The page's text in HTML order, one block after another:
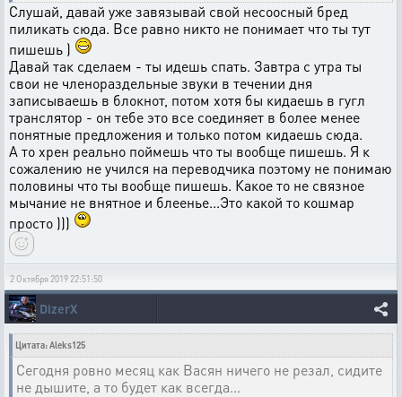
Слушай, давай уже завязывай свой несоосный бред
пиликать сюда. Все равно никто не понимает что ты тут
пишешь )
Давай так сделаем - ты идешь спать. Завтра с утра ты
свои не членораздельные звуки в течении дня
записываешь в блокнот, потом хотя бы кидаешь в гугл
транслятор - он тебе это все соединяет в более менее
понятные предложения и только потом кидаешь сюда.
А то хрен реально поймешь что ты вообще пишешь. Я к
сожалению не учился на переводчика поэтому не понимаю
половины что ты вообще пишешь. Какое то не связное
мычание не внятное и блеенье...Это какой то кошмар
просто )))
2 Октября 2019 22:51:50
DizerX
Цитата: Aleks125
Сегодня ровно месяц как Васян ничего не резал, сидите
не дышите, а то будет как всегда...